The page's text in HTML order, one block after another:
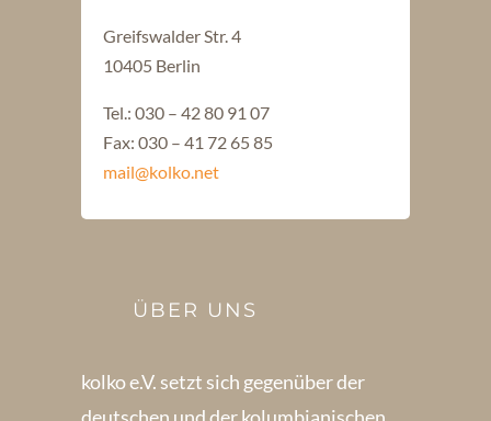
Greifswalder Str. 4
10405 Berlin
Tel.: 030 – 42 80 91 07
Fax: 030 – 41 72 65 85
mail@kolko.net
ÜBER UNS
kolko e.V. setzt sich gegenüber der